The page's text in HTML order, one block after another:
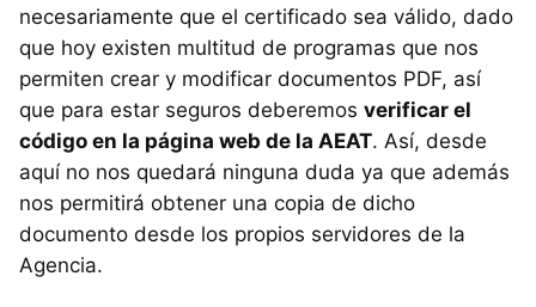
necesariamente que el certificado sea válido, dado
que hoy existen multitud de programas que nos
permiten crear y modificar documentos PDF, así
que para estar seguros deberemos verificar el
código en la página web de la AEAT. Así, desde
aquí no nos quedará ninguna duda ya que además
nos permitirá obtener una copia de dicho
documento desde los propios servidores de la
Agencia.